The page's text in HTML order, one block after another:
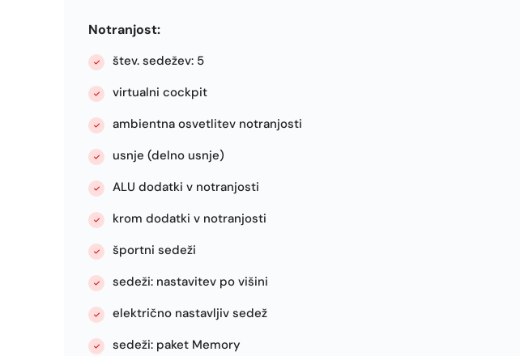
Notranjost:
štev. sedežev: 5
virtualni cockpit
ambientna osvetlitev notranjosti
usnje (delno usnje)
ALU dodatki v notranjosti
krom dodatki v notranjosti
športni sedeži
sedeži: nastavitev po višini
električno nastavljiv sedež
sedeži: paket Memory